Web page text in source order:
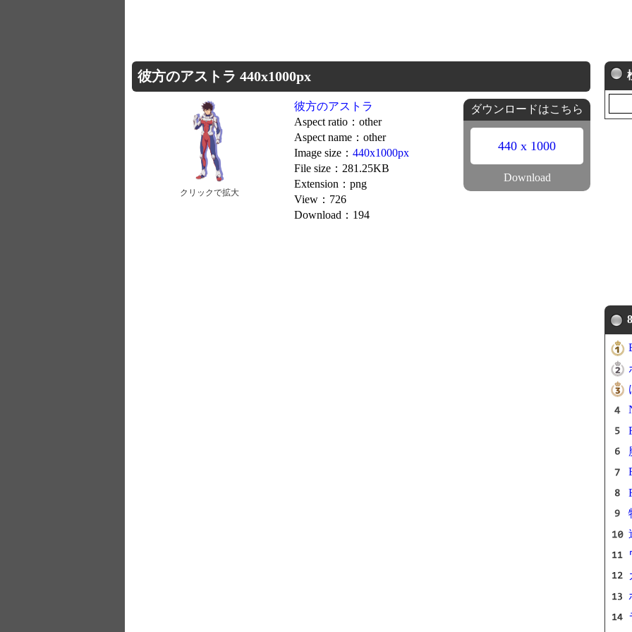
彼方のアストラ 440x1000px
クリックで拡大
彼方のアストラ
Aspect ratio：other
Aspect name：other
Image size： 440x1000px
File size：281.25KB
Extension：png
View：726
Download：194
ダウンロードはこちら
440 x 1000
Download